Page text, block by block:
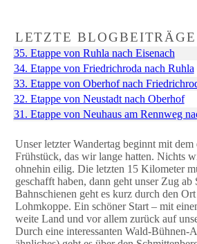
LETZTE BLOGBEITRÄGE
35. Etappe von Ruhla nach Eisenach
34. Etappe von Friedrichroda nach Ruhla
33. Etappe von Oberhof nach
32. Etappe von Neustadt nach Oberhof
31. Etappe von Neuhaus am Rennweg
Unser letzter Wandertag beginnt mit dem
Frühstück, das wir lange hatten. Nichts
ohnehin eilig. Die letzten 15 Kilometer
geschafft haben, dann geht unser Zug
Bahnschienen geht es kurz durch den
Lohmkoppe. Ein schöner Start – mit
weite Land und vor allem zurück auf
Durch eine interessanten Wald-Bühnen-